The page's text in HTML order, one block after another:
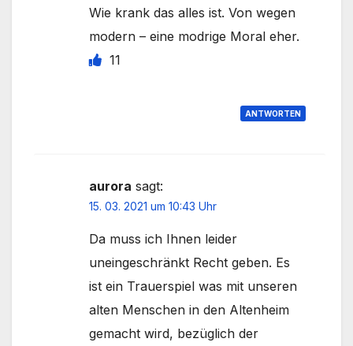
Wie krank das alles ist. Von wegen
modern – eine modrige Moral eher.
11
ANTWORTEN
aurora sagt:
15. 03. 2021 um 10:43 Uhr
Da muss ich Ihnen leider
uneingeschränkt Recht geben. Es
ist ein Trauerspiel was mit unseren
alten Menschen in den Altenheim
gemacht wird, bezüglich der